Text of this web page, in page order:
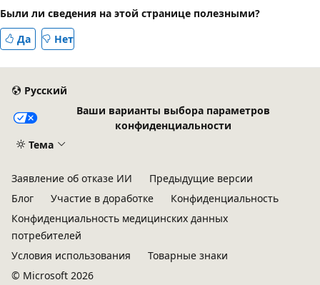
Были ли сведения на этой странице полезными?
Да
Нет
Русский
Ваши варианты выбора параметров
конфиденциальности
Тема
Заявление об отказе ИИ
Предыдущие версии
Блог
Участие в доработке
Конфиденциальность
Конфиденциальность медицинских данных
потребителей
Условия использования
Товарные знаки
© Microsoft 2026